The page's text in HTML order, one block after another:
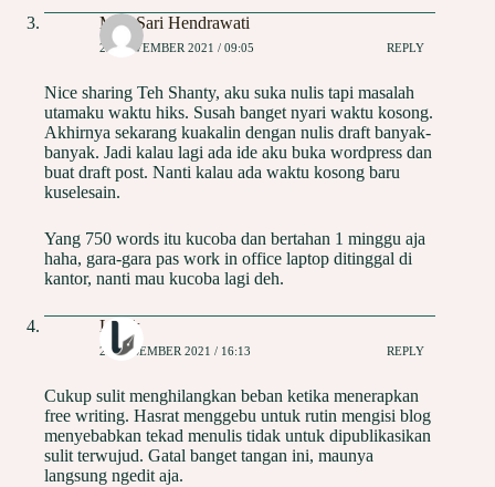
May Sari Hendrawati
22 NOVEMBER 2021 / 09:05 REPLY
Nice sharing Teh Shanty, aku suka nulis tapi masalah
utamaku waktu hiks. Susah banget nyari waktu kosong.
Akhirnya sekarang kuakalin dengan nulis draft banyak-
banyak. Jadi kalau lagi ada ide aku buka wordpress dan
buat draft post. Nanti kalau ada waktu kosong baru
kuselesain.
Yang 750 words itu kucoba dan bertahan 1 minggu aja
haha, gara-gara pas work in office laptop ditinggal di
kantor, nanti mau kucoba lagi deh.
Liliek
25 DESEMBER 2021 / 16:13 REPLY
Cukup sulit menghilangkan beban ketika menerapkan
free writing. Hasrat menggebu untuk rutin mengisi blog
menyebabkan tekad menulis tidak untuk dipublikasikan
sulit terwujud. Gatal banget tangan ini, maunya
langsung ngedit aja.